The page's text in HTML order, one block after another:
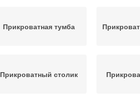
Прикроватная тумба
Прикроватный столик